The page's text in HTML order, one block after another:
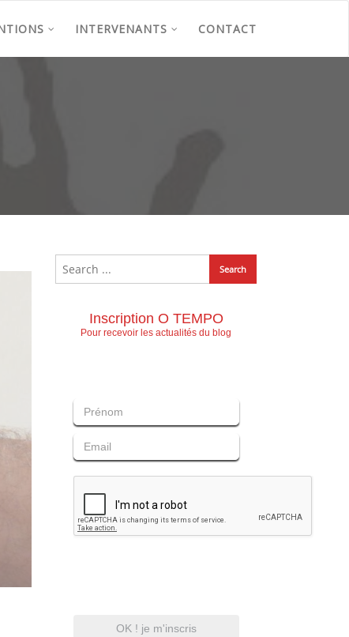
INTERVENANTS CONTACT
Inscription O TEMPO
Pour recevoir les actualités du blog
OK ! je m'inscris